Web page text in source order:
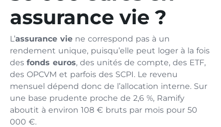
assurance vie ?
L’assurance vie ne correspond pas à un
rendement unique, puisqu’elle peut loger à la fois
des fonds euros, des unités de compte, des ETF,
des OPCVM et parfois des SCPI. Le revenu
mensuel dépend donc de l’allocation interne. Sur
une base prudente proche de 2,6 %, Ramify
aboutit à environ 108 € bruts par mois pour 50
000 €.